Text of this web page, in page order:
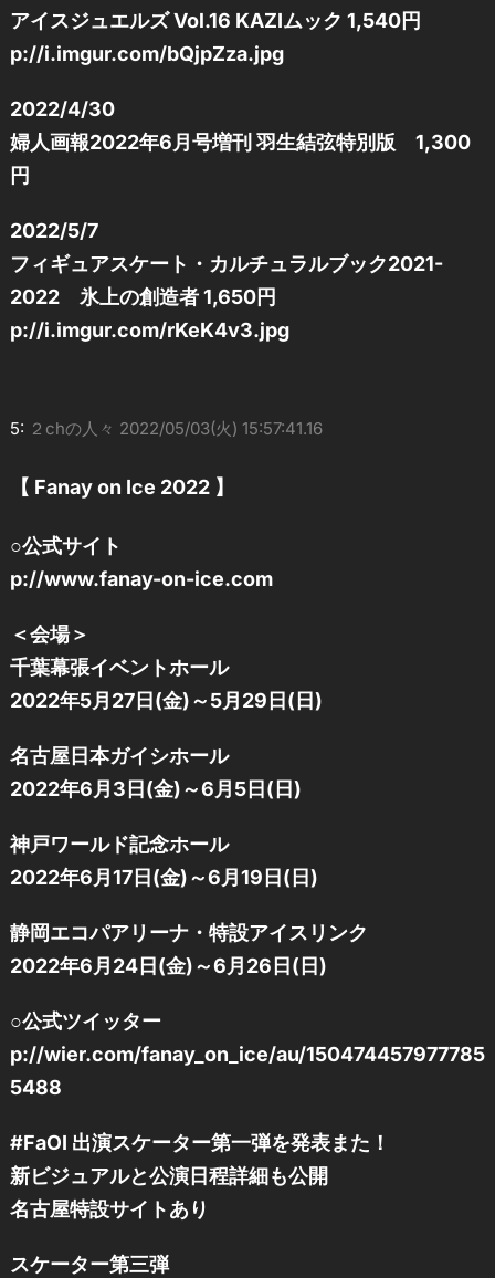
アイスジュエルズ Vol.16 KAZIムック 1,540円
p://i.imgur.com/bQjpZza.jpg
2022/4/30
婦人画報2022年6月号増刊 羽生結弦特別版 1,300
円
2022/5/7
フィギュアスケート・カルチュラルブック2021-
2022 氷上の創造者 1,650円
p://i.imgur.com/rKeK4v3.jpg
5: ２chの人々 2022/05/03(火) 15:57:41.16
【 Fanay on Ice 2022 】
○公式サイト
p://www.fanay-on-ice.com
＜会場＞
千葉幕張イベントホール
2022年5月27日(金)～5月29日(日)
名古屋日本ガイシホール
2022年6月3日(金)～6月5日(日)
神戸ワールド記念ホール
2022年6月17日(金)～6月19日(日)
静岡エコパアリーナ・特設アイスリンク
2022年6月24日(金)～6月26日(日)
○公式ツイッター
p://wier.com/fanay_on_ice/au/150474457977785
5488
#FaOI 出演スケーター第一弾を発表また！
新ビジュアルと公演日程詳細も公開
名古屋特設サイトあり
スケーター第三弾